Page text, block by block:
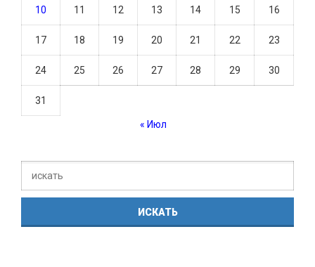
10 11 12 13 14 15 16
17 18 19 20 21 22 23
24 25 26 27 28 29 30
31
« Июл